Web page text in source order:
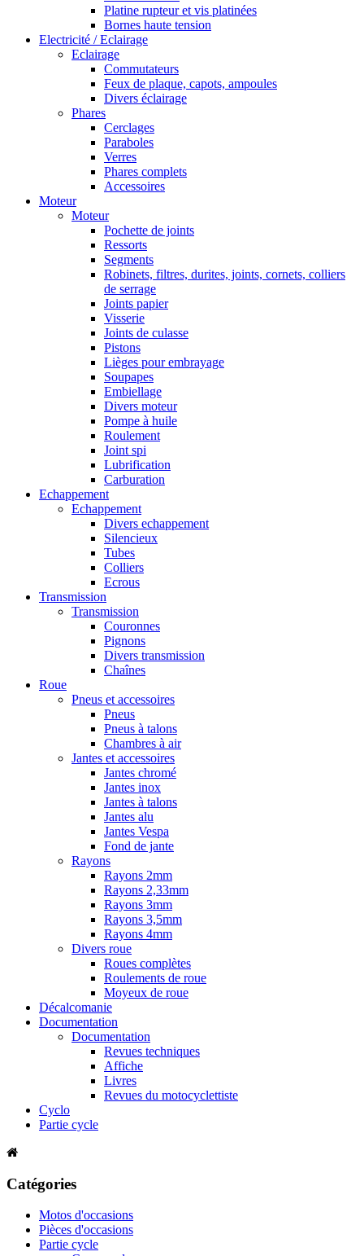
Platine rupteur et vis platinées
Bornes haute tension
Electricité / Eclairage
Eclairage
Commutateurs
Feux de plaque, capots, ampoules
Divers éclairage
Phares
Cerclages
Paraboles
Verres
Phares complets
Accessoires
Moteur
Moteur
Pochette de joints
Ressorts
Segments
Robinets, filtres, durites, joints, cornets, colliers
de serrage
Joints papier
Visserie
Joints de culasse
Pistons
Lièges pour embrayage
Soupapes
Embiellage
Divers moteur
Pompe à huile
Roulement
Joint spi
Lubrification
Carburation
Echappement
Echappement
Divers echappement
Silencieux
Tubes
Colliers
Ecrous
Transmission
Transmission
Couronnes
Pignons
Divers transmission
Chaînes
Roue
Pneus et accessoires
Pneus
Pneus à talons
Chambres à air
Jantes et accessoires
Jantes chromé
Jantes inox
Jantes à talons
Jantes alu
Jantes Vespa
Fond de jante
Rayons
Rayons 2mm
Rayons 2,33mm
Rayons 3mm
Rayons 3,5mm
Rayons 4mm
Divers roue
Roues complètes
Roulements de roue
Moyeux de roue
Décalcomanie
Documentation
Documentation
Revues techniques
Affiche
Livres
Revues du motocyclettiste
Cyclo
Partie cycle
Catégories
Motos d'occasions
Pièces d'occasions
Partie cycle